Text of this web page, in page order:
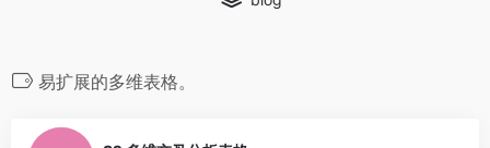
易扩展的多维表格。